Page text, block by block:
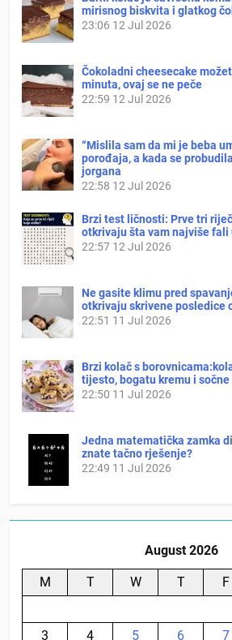
mirisnog biskvita i glatkog
23:06 12 Jul 2026
Čokoladni cheesecake
minuta, ovaj se ne peče
22:59 12 Jul 2026
“Mislila sam da mi je beba
porođaja, a kada se
jorgana
22:58 12 Jul 2026
Brzi test ličnosti: Prve tri
otkrivaju šta vam najviše fali
22:57 12 Jul 2026
Ne gasite klimu pred
otkrivaju skrivene posledice
22:51 11 Jul 2026
Brzi kolač s
tijesto, bogatu kremu i
22:50 11 Jul 2026
Jedna matematička zamka
znate tačno rješenje?
22:49 11 Jul 2026
August 2026
M T W T F
3
4 5 6 7